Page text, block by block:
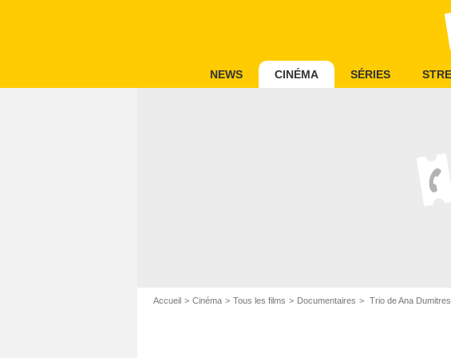
NEWS CINÉMA SÉRIES
Accueil Cinéma Tous les films Documentaires Trio de Ana